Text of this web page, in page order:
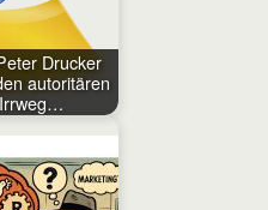
Drucker
autoritären
Irrweg…